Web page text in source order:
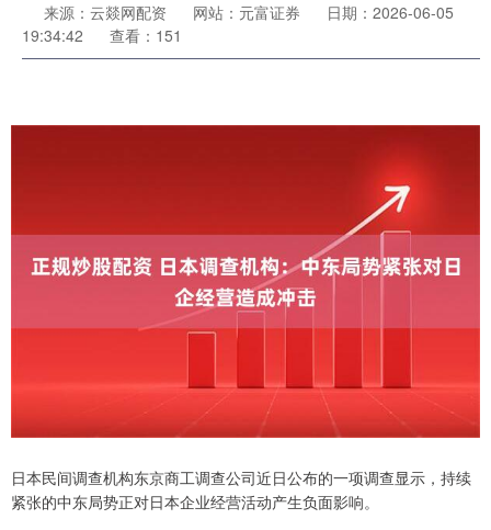
来源：云燚网配资 网站：元富证券
日期：2026-06-05
19:34:42
查看：151
日本民间调查机构东京商工调查公司近日公布的一项调查显示，持续
紧张的中东局势正对日本企业经营活动产生负面影响。